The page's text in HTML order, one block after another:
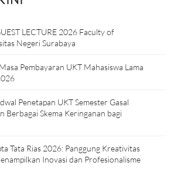
LECTURE 2026 Faculty of
Negeri Surabaya
Pembayaran UKT Mahasiswa Lama
Penetapan UKT Semester Gasal
Berbagai Skema Keringanan bagi
Tata Rias 2026: Panggung Kreativitas
Inovasi dan Profesionalisme